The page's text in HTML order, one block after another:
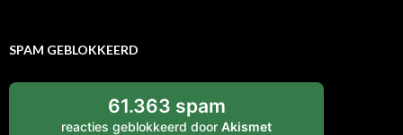
SPAM GEBLOKKEERD
61.363 spam
reacties geblokkeerd door Akismet